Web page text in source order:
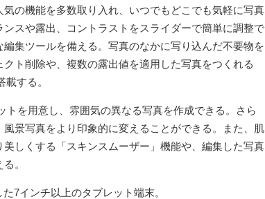
の機能を多数取り入れ、いつでもどこでも気軽に写真
スや露出、コントラストをスライダーで簡単に調整で
集ツールを備える。写真のなかに写り込んだ不要物を
ト削除や、複数の露出値を適用した写真をつくれる
する。
トを用意し、雰囲気の異なる写真を作成できる。さら
景写真をより印象的に変えることができる。また、肌
しくする「スキンスムーザー」機能や、編集した写真
。
7インチ以上のタブレット端末。